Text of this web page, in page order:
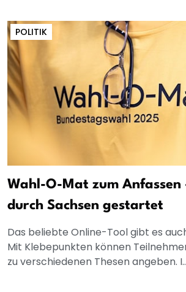
POLITIK
Wahl-O-Mat zum
durch Sachsen gestartet
Das beliebte Online-Tool gibt es
Mit Klebepunkten können
zu verschiedenen Thesen angeben.